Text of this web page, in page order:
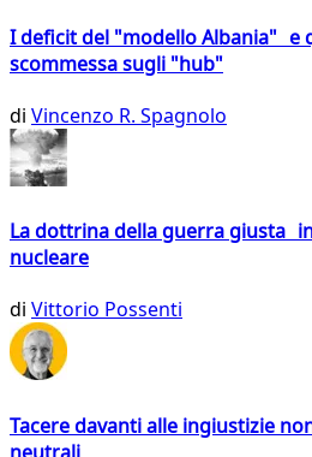
I deficit del "modello Albania" e
scommessa sugli "hub"
di Vincenzo R. Spagnolo
La dottrina della guerra giusta
nucleare
di Vittorio Possenti
Tacere davanti alle ingiustizie
neutrali